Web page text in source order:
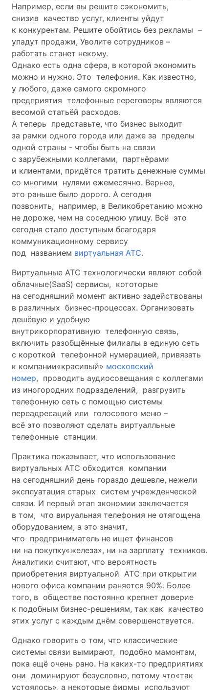
Например, если вы решите сэкономить,
снизив качество услуг, клиенты уйдут
к конкурентам. Решите обойтись без рекламы –
упадут продажи, Уволите сотрудников –
работать станет некому.
Однако есть одна сфера, в которой экономить
можно и нужно. Это телефония. Как известно,
у любого, даже самого скромного
предприятия телефонные переговоры являются
весомой статьёй расходов.
А теперь представьте, что бизнес выходит
за рамки одного города или даже за пределы
одной страны - чтобы быть на связи
с зарубежными коллегами, партнёрами
и клиентами, придётся тратить денежные суммы
со многими нулями ежемесячно. Вернее,
это раньше было дорого. А сегодня
позвонить, например, в Великобретанию можно
не дороже, чем на соседнюю улицу. Всё это
сегодня стало доступным благодаря
коммуникационному сервису
под названием виртуальная АТС.
Виртуальные АТС технологически являют собой
облачные(SaaS) сервисы, кототорые
на сегодняшний момент активно задействованы
в различных бизнес-процессах. Организовать
дешёвую и удобную
внутрикорпоративную телефонную связь,
включить разобщённые филиалы в единую сеть
с короткой телефонной нумерацией, привязать
к компании«красивый» московский
номер, проводить аудиосовещания с коллегами
из иногородних подразделений, разгрузить
телефонную сеть с помощью системы
переадресаций или голосового меню –
всё это позволяют сделать виртуалльные
телефонные станции.
Практика показывает, что использование
виртуальных АТС обходится компании
на сегодняшний день гораздо дешевле, нежели
эксплуатация старых систем учрежденческой
связи. И первый этап экономии заключается
в том, что вируальная телефония не отягощена
оборудованием, а это значит,
что предприниматель не ищет финансов
ни на покупку«железа», ни на зарплату техников.
Аналитики считают, что вероятность
приобретения виртуальной АТС при открытии
нового офиса компании раняется 90%. Более
того, в обществе постоянно крепнет доверие
к подобным бизнес-решениям, так как качество
этих услуг с каждым днём совершенствуется.
Однако говорить о том, что классические
системы связи вымирают, подобно мамонтам,
пока ещё очень рано. На каких-то предприятиях
они доминируют безусловно, потому что«так
устоялось», а некоторые фирмы используют